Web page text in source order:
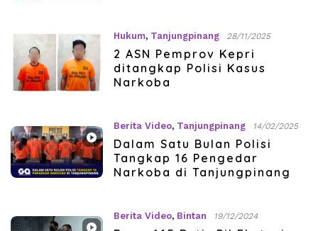
Hukum, Tanjungpinang 28/11/2025
2 ASN Pemprov Kepri
ditangkap Polisi Kasus
Narkoba
Berita Video, Tanjungpinang 14/02/2025
Dalam Satu Bulan Polisi
Tangkap 16 Pengedar
Narkoba di Tanjungpinang
Berita Video, Bintan 19/12/2024